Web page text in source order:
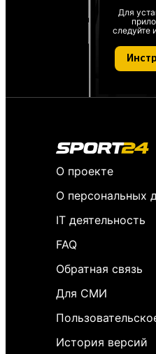
Для
следуйте
О проекте
О персональных
IT деятельность
FAQ
Обратная связь
Для СМИ
История версий